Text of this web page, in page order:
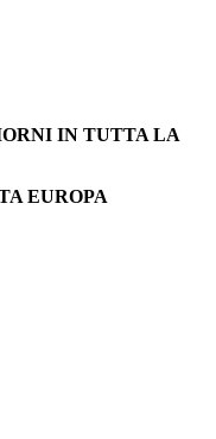
IN TUTTA LA
EUROPA